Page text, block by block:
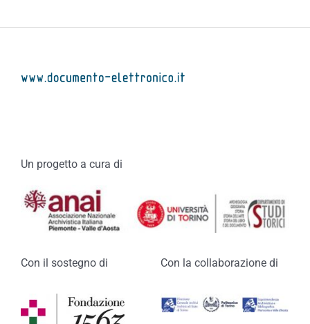
Un progetto a cura di
Con il sostegno di Con la collaborazione di